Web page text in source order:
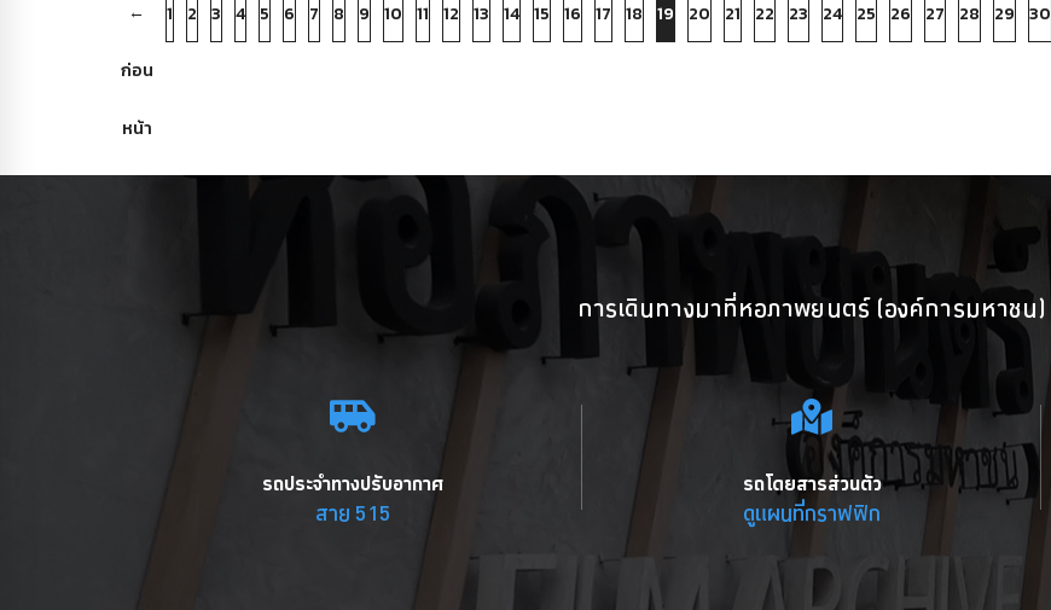
←
ก่อน
หน้า
1 2 3 4 5 6 7 8 9 10 11 12 13 14 15 16 17 18 19 20 21 22 23 24 25 26 27 28 29 30
การเดินทางมาที่หอภาพยนตร์ (องค์การมหาชน)
รถประจำทางปรับอากาศ
สาย 515
รถโดยสารส่วนตัว
ดูแผนที่กราฟฟิก